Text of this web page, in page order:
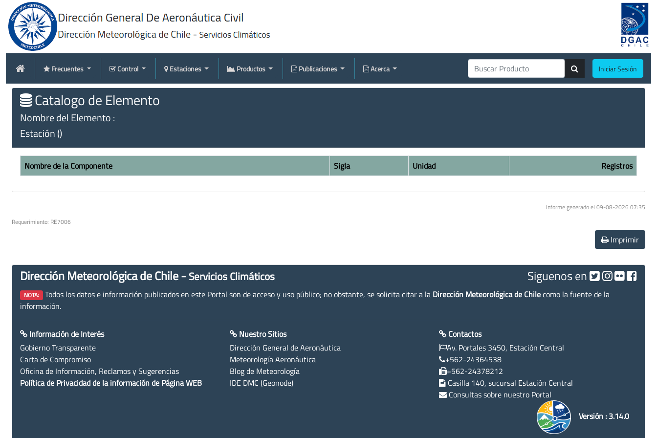
Frecuentes Control Estaciones Productos Publicaciones Acerca Iniciar Sesión
Catalogo de Elemento
Nombre del Elemento :
Estación ()
Nombre de la Componente Sigla Unidad Registros
Informe generado el 09-08-2026 07:35
Requerimiento: RE7006
Imprimir
Dirección Meteorológica de Chile - Servicios Climáticos Siguenos en
NOTA: Todos los datos e información publicados en este Portal son de acceso y uso público; no obstante, se solicita citar a la Dirección Meteorológica de Chilecomo la fuente de la
información.
Información de Interés
Gobierno Transparente
Carta de Compromiso
Oficina de Información, Reclamos y Sugerencias
Política de Privacidad de la información de Página WEB
Nuestro Sitios
Dirección General de Aeronáutica
Meteorología Aeronáutica
Blog de Meteorología
IDE DMC (Geonode)
Contactos
Av. Portales 3450, Estación Central
+562-24364538
+562-24378212
Casilla 140, sucursal Estación Central
Consultas sobre nuestro Portal
Versión : 3.14.0